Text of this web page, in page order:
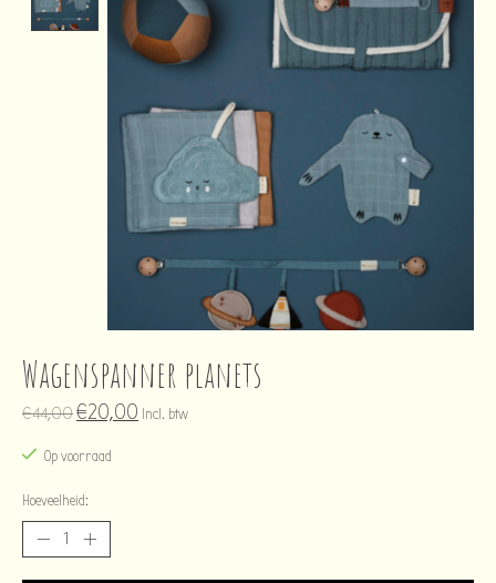
Wagenspanner planets
€44,00€20,00 Incl. btw
Op voorraad
Hoeveelheid: